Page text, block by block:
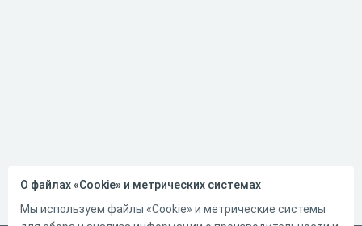
О файлах «Cookie» и метрических системах
Мы используем файлы «Cookie» и метрические системы